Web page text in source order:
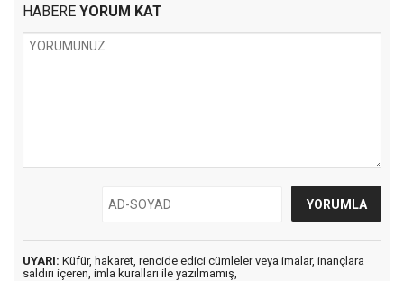
HABERE YORUM KAT
UYARI: Küfür, hakaret, rencide edici cümleler veya imalar, inançlara
saldırı içeren, imla kuralları ile yazılmamış,